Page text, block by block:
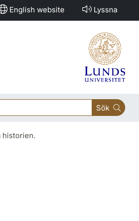
English website Lyssna
Sök
historien.